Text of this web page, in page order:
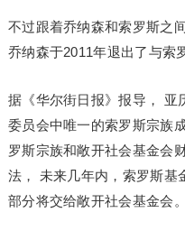
不过跟着乔纳森和索罗斯之
乔纳森于2011年退出了与索
据《华尔街日报》报导， 亚
委员会中唯一的索罗斯宗族
罗斯宗族和敞开社会基金会
法， 未来几年内，索罗斯基
部分将交给敞开社会基金会。